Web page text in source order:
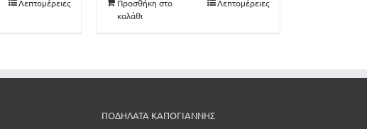
Λεπτομέρειες
Προσθήκη στο
καλάθι
Λεπτομέρειες
ΠΟΔΗΛΑΤΑ ΚΑΠΟΓΙΑΝΝΗΣ